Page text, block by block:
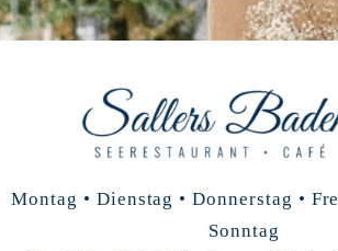
Montag • Dienstag • Donnerstag •
Sonntag